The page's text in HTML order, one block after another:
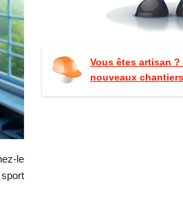
le
Vous êtes artisan
nouveaux chantiers